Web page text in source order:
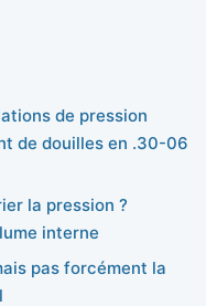
de pression
de douilles en .30-06
la pression ?
interne
pas forcément la